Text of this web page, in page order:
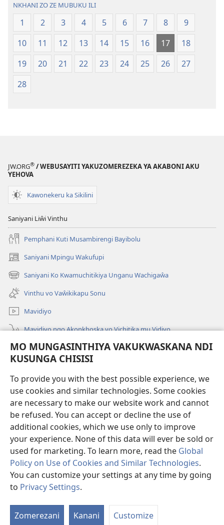
MO MUNGASINTHIYA VAKUKWASKANA NDI
KUSUNGA CHISISI
To provide you with the best possible experience, we
use cookies and similar technologies. Some cookies
are necessary to make our website work and cannot
be refused. You can accept or decline the use of
additional cookies, which we use only to improve
your experience. None of this data will ever be sold or
used for marketing. To learn more, read the Global
Policy on Use of Cookies and Similar Technologies.
You can customize your settings at any time by going
to Privacy Settings.
Zomerezani Kanani Customize
NKHANI ZO ZE MUBUKU ILI
1 2 3 4 5 6 7 8
9
10
11 12 13 14 15 16 17
18
19
20 21 22 23 24 25 26
27
28
JW.ORG® / WEBUSAYITI YAKUZOMEREZEKA YA AKABONI AKU
YEHOVA
Kawonekeru ka Sikilini
Saniyani Liŵi Vinthu
Pemphani Kuti Musambirengi Bayibolu
Saniyani Mpingu Wakufupi
(Lajula
Peji
Linyaki)
Saniyani Ko Kwamuchitikiya Unganu Wachigaŵa
(Lajula
Peji
Linyaki)
Vinthu vo Vaŵikikapu Sonu
Mavidiyo
Mavidiyo ngo Akonkhoska vo Vichitika mu Vidiyo
Fufuzani
(Lajula
Linyaki)LAYIBULARE YA PA INTANETI
(Lajula
Peji
Linyaki)JW Hub ®
(Lajula
Peji
Linyaki)
Copyright© 2026 Watch Tower Bible and Tract Society of Pennsylvania.
FUNDU ZO MUKHUMBIKA KULONDO
MUNGASINTHIYA VAKUKWASKANA NDI KUSUNGA CHISISI